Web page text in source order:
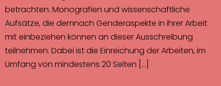
betrachten. Monografien und wissenschaftliche
Aufsätze, die demnach Genderaspekte in ihrer Arbeit
mit einbeziehen können an dieser Ausschreibung
teilnehmen. Dabei ist die Einreichung der Arbeiten, im
Umfang von mindestens 20 Seiten […]